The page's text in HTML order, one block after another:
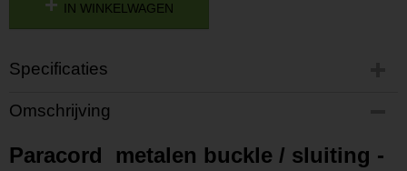
IN WINKELWAGEN
Specificaties
Productcode
P201904021114
L201904021114
Omschrijving
Paracord metalen buckle / sluiting -